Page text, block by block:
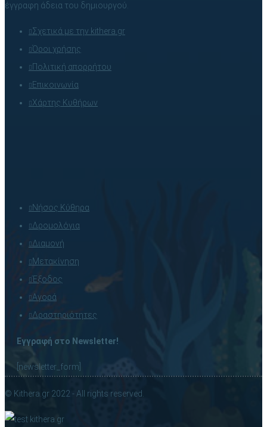
έγγραφη άδεια του δημιουργού.
Σχετικά με την kithera.gr
Όροι χρήσης
Πολιτική απορρήτου
Επικοινωνία
Χάρτης Κυθήρων
Νήσος Κύθηρα
Δρομολόγια
Διαμονή
Μετακίνηση
Έξοδος
Αγορά
Δραστηριότητες
Εγγραφή στο Newsletter!
[newsletter_form]
© Kithera.gr 2022 - All rights reserved.